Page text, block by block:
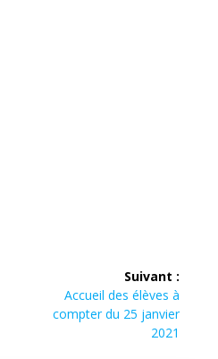
Suivant :
Article
suivant :
Accueil des élèves à
compter du 25 janvier
2021